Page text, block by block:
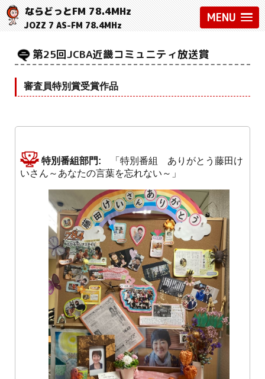
MENU
ならどっとFM 78.4MHz
JOZZ 7 AS-FM 78.4MHz
第25回JCBA近畿コミュニティ放送賞
審査員特別賞受賞作品
特別番組部門:
「特別番組 ありがとう藤田け
いさん～あなたの言葉を忘れない～」